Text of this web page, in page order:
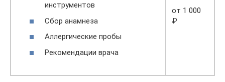
инструментов
Сбор анамнеза
Аллергические пробы
Рекомендации врача
от 1 000
₽